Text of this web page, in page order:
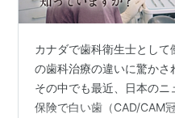
カナダで歯科衛生士とし
の歯科治療の違いに驚かさ
その中でも最近、日本の
保険で白い歯（CAD/CAM